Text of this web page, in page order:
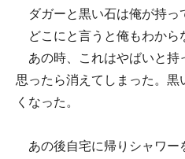
ダガーと黒い石は俺が持っ
どこにと言うと俺もわから
あの時、これはやばいと持
思ったら消えてしまった。
くなった。
あの後自宅に帰りシャワー